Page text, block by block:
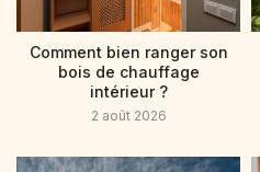
Comment bien ranger son
bois de chauffage
intérieur ?
2 août 2026